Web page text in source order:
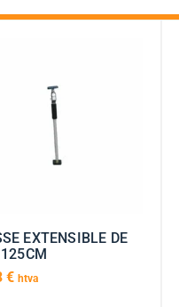
EXTENSIBLE DE
€ htva